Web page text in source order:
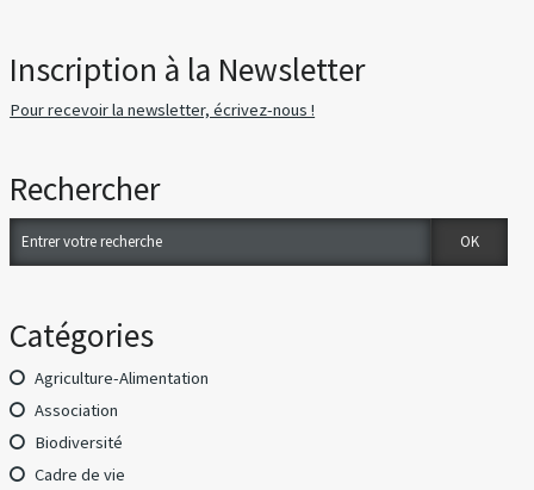
Inscription à la Newsletter
Pour recevoir la newsletter, écrivez-nous !
Rechercher
Catégories
Agriculture-Alimentation
Association
Biodiversité
Cadre de vie